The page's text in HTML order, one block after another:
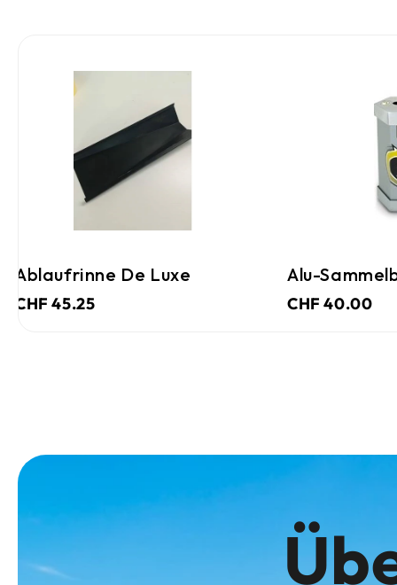
Ablaufrinne De Luxe
CHF 45.25
Alu-
CHF 40.00